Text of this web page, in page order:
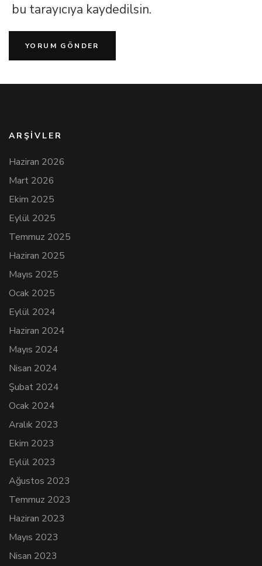
bu tarayıcıya kaydedilsin.
ARŞIVLER
Haziran 2026
Mart 2026
Ekim 2025
Eylül 2025
Temmuz 2025
Haziran 2025
Mayıs 2025
Ocak 2025
Eylül 2024
Haziran 2024
Mayıs 2024
Nisan 2024
Şubat 2024
Ocak 2024
Aralık 2023
Ekim 2023
Eylül 2023
Ağustos 2023
Temmuz 2023
Haziran 2023
Mayıs 2023
Nisan 2023